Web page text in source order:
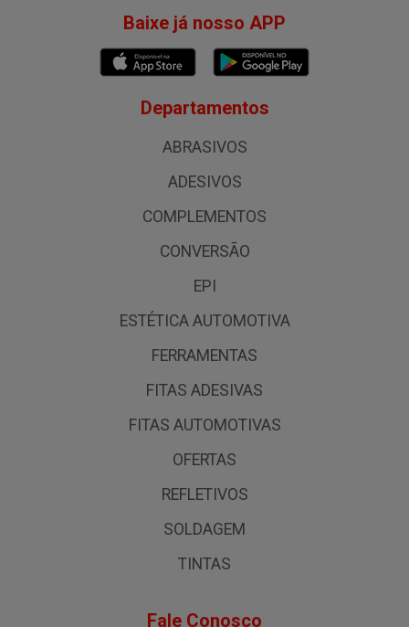
Baixe já nosso APP
Departamentos
ABRASIVOS
ADESIVOS
COMPLEMENTOS
CONVERSÃO
EPI
ESTÉTICA AUTOMOTIVA
FERRAMENTAS
FITAS ADESIVAS
FITAS AUTOMOTIVAS
OFERTAS
REFLETIVOS
SOLDAGEM
TINTAS
Fale Conosco